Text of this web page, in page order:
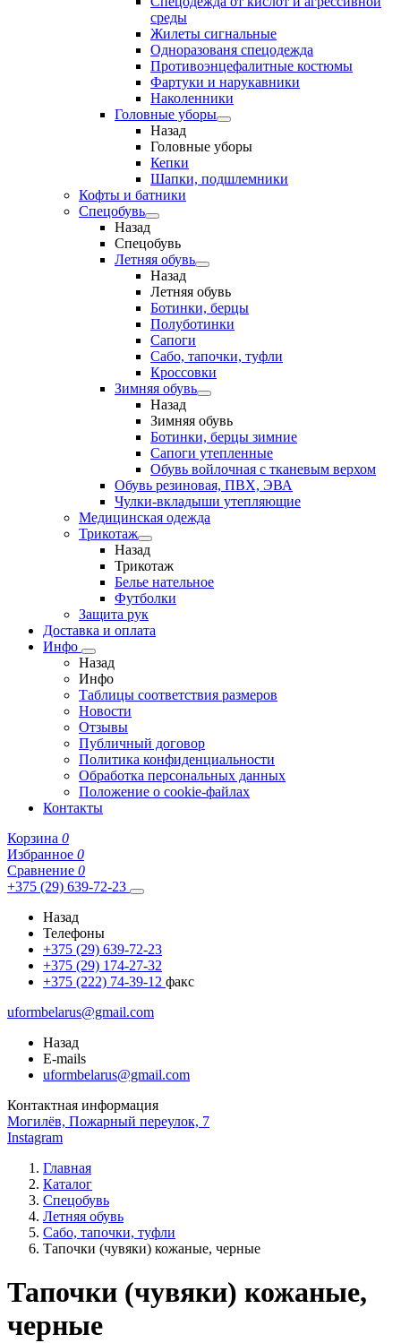
среды
Жилеты сигнальные
Одноразованя спецодежда
Противоэнцефалитные костюмы
Фартуки и нарукавники
Наколенники
Головные уборы
Назад
Головные уборы
Кепки
Шапки, подшлемники
Кофты и батники
Спецобувь
Назад
Спецобувь
Летняя обувь
Назад
Летняя обувь
Ботинки, берцы
Полуботинки
Сапоги
Сабо, тапочки, туфли
Кроссовки
Зимняя обувь
Назад
Зимняя обувь
Ботинки, берцы зимние
Сапоги утепленные
Обувь войлочная с тканевым верхом
Обувь резиновая, ПВХ, ЭВА
Чулки-вкладыши утепляющие
Медицинская одежда
Трикотаж
Назад
Трикотаж
Белье нательное
Футболки
Защита рук
Доставка и оплата
Инфо
Назад
Инфо
Таблицы соответствия размеров
Новости
Отзывы
Публичный договор
Политика конфиденциальности
Обработка персональных данных
Положение о cookie-файлах
Контакты
Корзина 0
Избранное 0
Сравнение 0
+375 (29) 639-72-23
Назад
Телефоны
+375 (29) 639-72-23
+375 (29) 174-27-32
+375 (222) 74-39-12 факс
uformbelarus@gmail.com
Назад
E-mails
uformbelarus@gmail.com
Контактная информация
Могилёв, Пожарный переулок, 7
Instagram
Главная
Каталог
Спецобувь
Летняя обувь
Сабо, тапочки, туфли
Тапочки (чувяки) кожаные, черные
Тапочки (чувяки) кожаные,
черные